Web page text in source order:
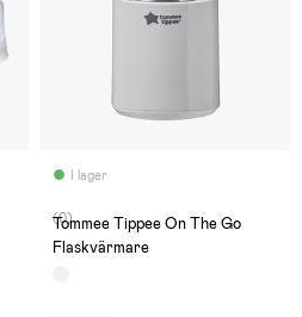
I lager
(0)
Tommee Tippee On The Go
Flaskvärmare